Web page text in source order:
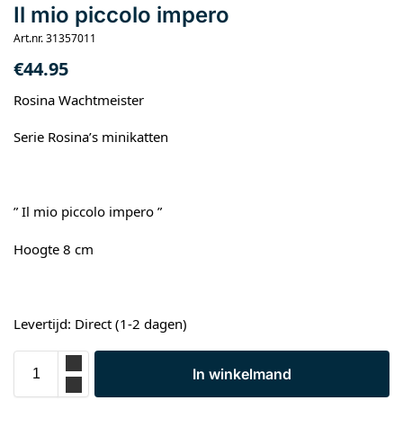
Il mio piccolo impero
Art.nr. 31357011
€44.95
Rosina Wachtmeister
Serie Rosina’s minikatten
” Il mio piccolo impero ”
Hoogte 8 cm
Levertijd: Direct (1-2 dagen)
In winkelmand